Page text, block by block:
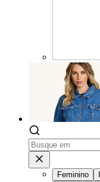
Feminino